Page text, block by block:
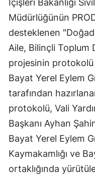
İçişleri Bakanlığı
Müdürlüğünün
desteklenen
Aile, Bilinçli Toplum
projesinin protokolü
Bayat Yerel Eylem
tarafından
protokolü, Vali
Başkanı Ayhan
Bayat Yerel Eylem
Kaymakamlığı ve
ortaklığında